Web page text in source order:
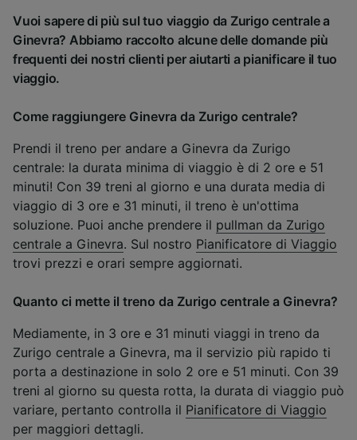
Vuoi sapere di più sul tuo viaggio da Zurigo centrale a
Ginevra? Abbiamo raccolto alcune delle domande più
frequenti dei nostri clienti per aiutarti a pianificare il tuo
viaggio.
Come raggiungere Ginevra da Zurigo centrale?
Prendi il treno per andare a Ginevra da Zurigo
centrale: la durata minima di viaggio è di 2 ore e 51
minuti! Con 39 treni al giorno e una durata media di
viaggio di 3 ore e 31 minuti, il treno è un'ottima
soluzione. Puoi anche prendere il pullman da Zurigo
centrale a Ginevra. Sul nostro Pianificatore di Viaggio
trovi prezzi e orari sempre aggiornati.
Quanto ci mette il treno da Zurigo centrale a Ginevra?
Mediamente, in 3 ore e 31 minuti viaggi in treno da
Zurigo centrale a Ginevra, ma il servizio più rapido ti
porta a destinazione in solo 2 ore e 51 minuti. Con 39
treni al giorno su questa rotta, la durata di viaggio può
variare, pertanto controlla il Pianificatore di Viaggio
per maggiori dettagli.